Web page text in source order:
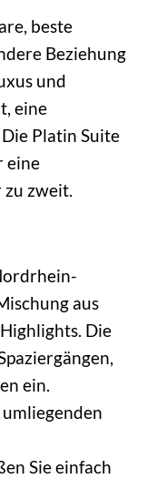
beste
Beziehung
und
eine
Platin Suite
eine
zweit.
aus
Die
ein.
Sie einfach